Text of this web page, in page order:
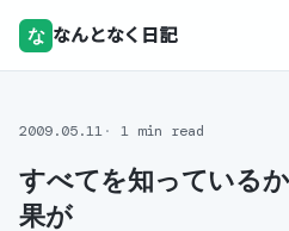
な なんとなく日記
2009.05.11 1 min read
すべてを知っている
果が